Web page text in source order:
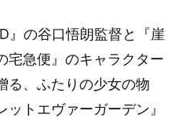
』の谷口悟朗監督と『崖
宅急便』のキャラクター
る、ふたりの少女の物
トエヴァーガーデン』